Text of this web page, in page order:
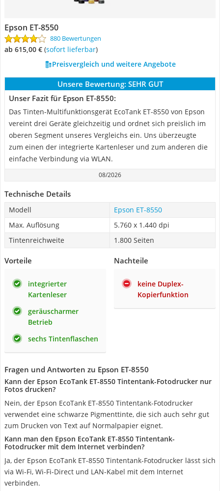
Epson ET-8550
880 Bewertungen
ab 615,00 € ( Sofort lieferbar)
Preisvergleich und weitere Angebote
Unsere Bewertung: SEHR GUT
Unser Fazit für Epson ET-8550:
Das Tinten-Multifunktionsgerät EcoTank ET-8550 von Epson
vereint drei Geräte gleichzeitig und ordnet sich preislich im
oberen Segment unseres Vergleichs ein. Uns überzeugte
zum einen der integrierte Kartenleser und zum anderen die
einfache Verbindung via WLAN.
08/2026
Technische Details
Modell
Epson ET-8550
Max. Auflösung
5.760 x 1.440 dpi
Tintenreichweite
1.800 Seiten
Vorteile
integrierter
Kartenleser
geräuscharmer
Betrieb
sechs Tintenflaschen
Nachteile
keine Duplex-
Kopierfunktion
Fragen und Antworten zu Epson ET-8550
Kann der Epson EcoTank ET-8550 Tintentank-Fotodrucker nur
Fotos drucken?
Nein, der Epson EcoTank ET-8550 Tintentank-Fotodrucker
verwendet eine schwarze Pigmenttinte, die sich auch sehr gut
zum Drucken von Text auf Normalpapier eignet.
Kann man den Epson EcoTank ET-8550 Tintentank-
Fotodrucker mit dem Internet verbinden?
Ja, der Epson EcoTank ET-8550 Tintentank-Fotodrucker lässt sich
via Wi-Fi, Wi-Fi-Direct und LAN-Kabel mit dem Internet
verbinden.